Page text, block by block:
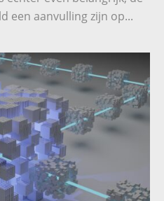
een aanvulling zijn op...